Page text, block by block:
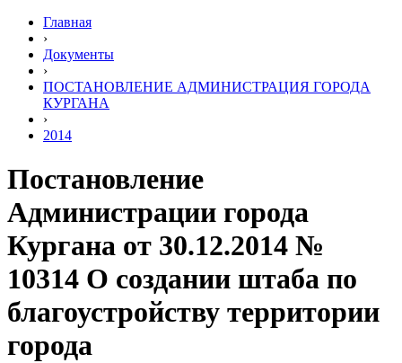
Главная
›
Документы
›
ПОСТАНОВЛЕНИЕ АДМИНИСТРАЦИЯ ГОРОДА
КУРГАНА
›
2014
Постановление
Администрации города
Кургана от 30.12.2014 №
10314 О создании штаба по
благоустройству территории
города